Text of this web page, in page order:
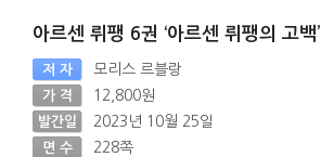
아르센 뤼팽 6권 ‘아르센 뤼팽의 고백’
저 자 모리스 르블랑
가 격 12,800원
발간일 2023년 10월 25일
면 수 228쪽